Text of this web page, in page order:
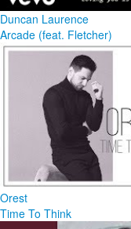
Duncan Laurence
Arcade (feat. Fletcher)
Orest
Time To Think